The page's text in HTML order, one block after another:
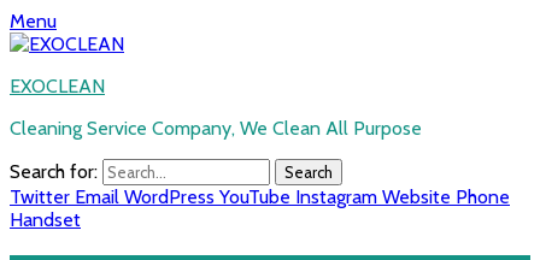
Menu
EXOCLEAN
Cleaning Service Company, We Clean All Purpose
Search for:
Twitter Email WordPress YouTube Instagram Website Phone
Handset